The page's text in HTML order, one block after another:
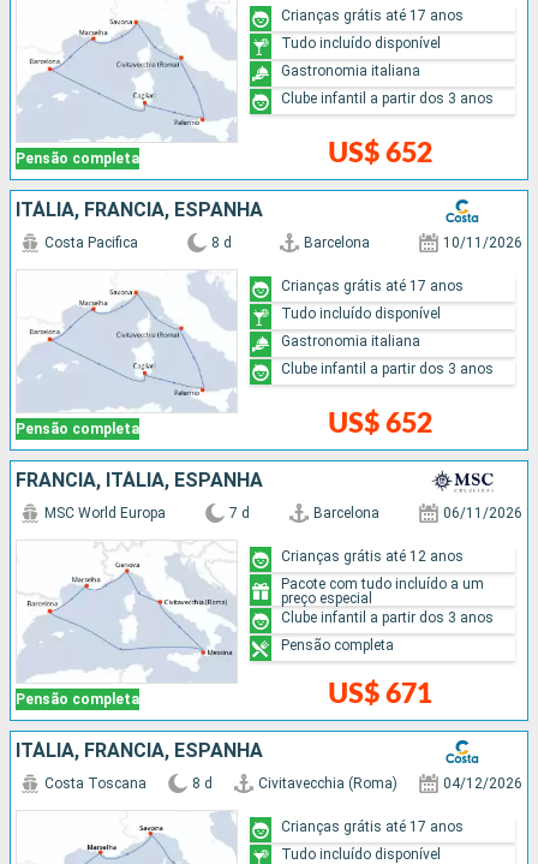
Pensão completa US$ 652
Crianças grátis até 17 anos
Tudo incluído disponível
Gastronomia italiana
Clube infantil a partir dos 3 anos
ITÁLIA, FRANCIA, ESPANHA
Pensão completa
Costa Pacifica 8 d Barcelona 10/11/2026
US$ 652
Crianças grátis até 17 anos
Tudo incluído disponível
Gastronomia italiana
Clube infantil a partir dos 3 anos
FRANCIA, ITÁLIA, ESPANHA
Pensão completa
MSC World Europa 7 d Barcelona 06/11/2026
US$ 671
Crianças grátis até 12 anos
Pacote com tudo incluído a um
preço especial
Clube infantil a partir dos 3 anos
Pensão completa
ITÁLIA, FRANCIA, ESPANHA
Costa Toscana 8 d Civitavecchia (Roma) 04/12/2026
Crianças grátis até 17 anos
Tudo incluído disponível